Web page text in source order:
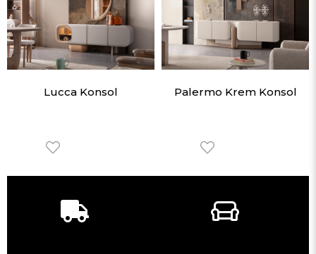
Lucca Konsol Palermo Krem Konsol